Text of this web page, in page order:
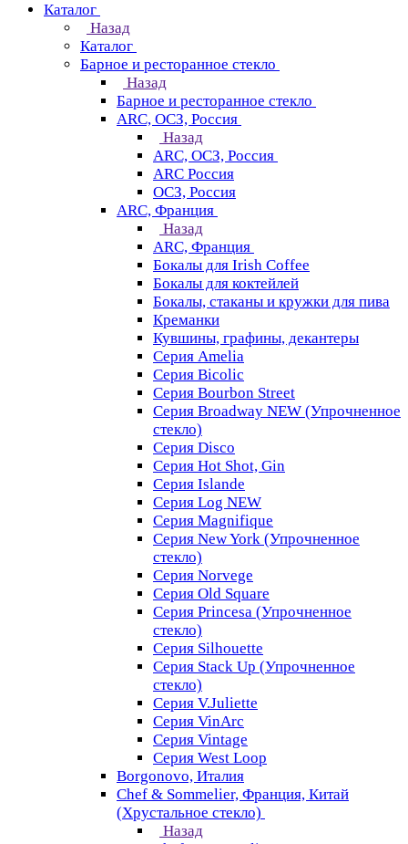
Каталог
Назад
Каталог
Барное и ресторанное стекло
Назад
Барное и ресторанное стекло
ARC, ОСЗ, Россия
Назад
ARC, ОСЗ, Россия
ARC Россия
ОСЗ, Россия
ARC, Франция
Назад
ARC, Франция
Бокалы для Irish Coffee
Бокалы для коктейлей
Бокалы, стаканы и кружки для пива
Креманки
Кувшины, графины, декантеры
Серия Amelia
Серия Bicolic
Серия Bourbon Street
Серия Broadway NEW (Упрочненное
стекло)
Серия Disco
Серия Hot Shot, Gin
Серия Islande
Серия Log NEW
Серия Magnifique
Серия New York (Упрочненное
стекло)
Серия Norvege
Серия Old Square
Серия Princesa (Упрочненное
стекло)
Серия Silhouette
Серия Stack Up (Упрочненное
стекло)
Серия V.Juliette
Серия VinArc
Серия Vintage
Серия West Loop
Borgonovo, Италия
Chef & Sommelier, Франция, Китай
(Хрустальное стекло)
Назад